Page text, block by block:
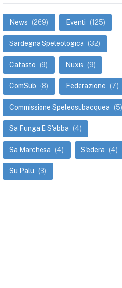
News (269) Eventi (125)
Sardegna Speleologica (32)
Catasto (9) Nuxis (9)
ComSub (8) Federazione (7)
Commissione Speleosubacquea (5)
Sa Funga E S'abba (4)
Sa Marchesa (4) S'edera (4)
Su Palu (3)